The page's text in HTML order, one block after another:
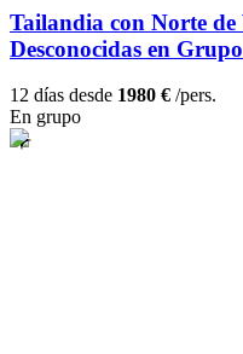
Tailandia con Norte
Desconocidas en
12 días desde 1980 € /pers.
En grupo